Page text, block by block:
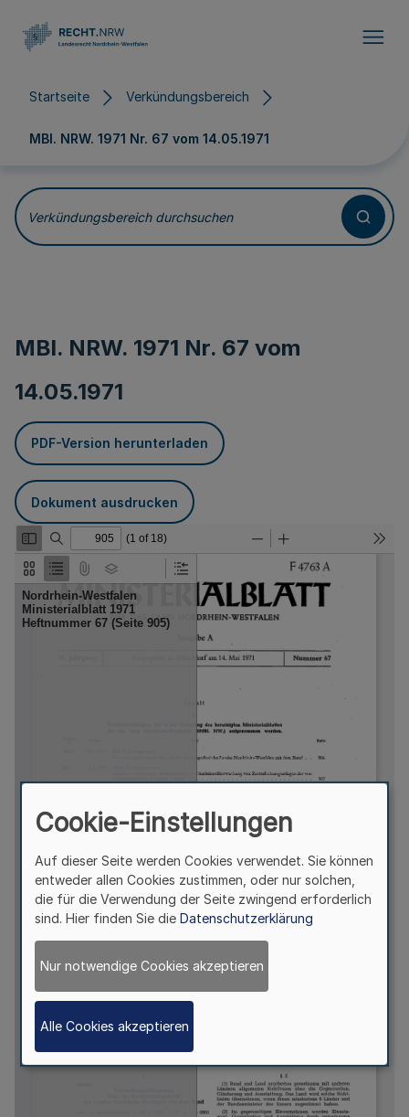
Startseite Verkündungsbereich
MBl. NRW. 1971 Nr. 67 vom 14.05.1971
Verkündungsbereich durchsuchen
MBl. NRW. 1971 Nr. 67 vom
14.05.1971
PDF-Version herunterladen
Dokument ausdrucken
Cookie-Einstellungen
Auf dieser Seite werden Cookies verwendet. Sie können
entweder allen Cookies zustimmen, oder nur solchen,
die für die Verwendung der Seite zwingend erforderlich
sind. Hier finden Sie die Datenschutzerklärung
Nur notwendige Cookies akzeptieren
Alle Cookies akzeptieren